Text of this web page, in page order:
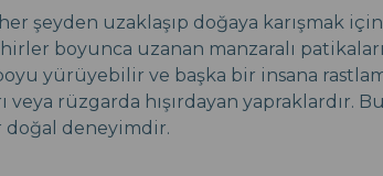
şeyden uzaklaşıp doğaya karışmak
boyunca uzanan manzaralı
yürüyebilir ve başka bir insana
veya rüzgarda hışırdayan yapraklardır.
doğal deneyimdir.